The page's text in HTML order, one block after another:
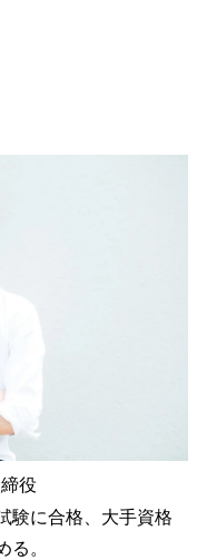
役
験に合格、大手資格
る。